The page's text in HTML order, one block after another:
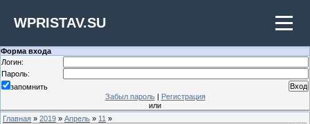
WPRISTAV.SU
Форма входа
Логин:
Пароль:
запомнить
Забыл пароль| Регистрация
или
Главная » 2019 » Апрель » 11 »